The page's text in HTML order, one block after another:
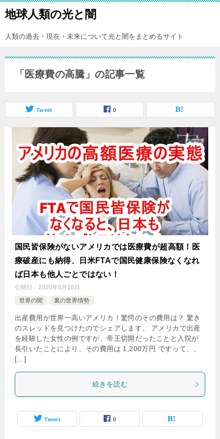
地球人類の光と闇
人類の過去・現在・未来について光と闇をまとめるサイト
「医療費の高騰」の記事一覧
Tweet 0
国民皆保険がないアメリカでは医療費が超高額！医
療破産にも納得、日米FTAで国民健康保険なくなれ
ば日本も他人ごとではない！
公開日： 2020年6月16日
世界の闇
裏の世界情勢
出産費用が世界一高いアメリカ！驚愕のその費用は？ 驚き
のスレッドを見つけたのでシェアします。 アメリカで出産
を経験した女性の例ですが、帝王切開だったことと入院が
長引いたことにより、その費用は 1,200万円 ですって、、
[…]
続きを読む
Tweet 0